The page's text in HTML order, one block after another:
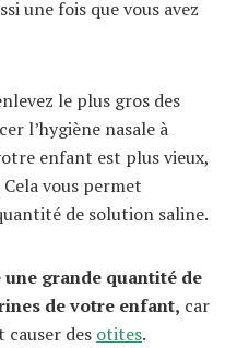
une fois que vous avez
le plus gros des
l’hygiène nasale à
enfant est plus vieux,
vous permet
de solution saline.
grande quantité de
de votre enfant, car
causer des otites.